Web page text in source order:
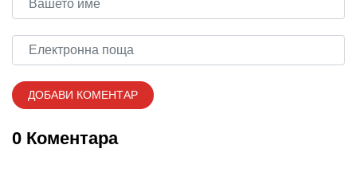
0 Коментара